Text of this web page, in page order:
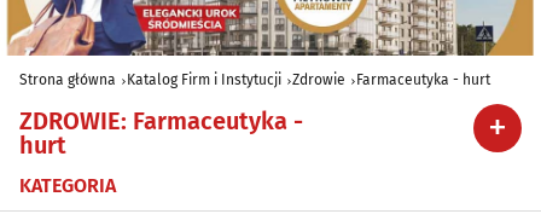
Strona główna Katalog Firm i Instytucji Zdrowie Farmaceutyka - hurt
ZDROWIE: Farmaceutyka -
hurt
KATEGORIA